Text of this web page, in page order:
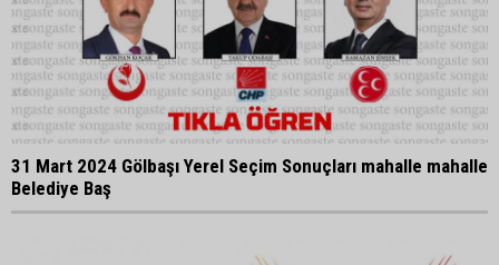
31 Mart 2024 Gölbaşı Yerel Seçim Sonuçları mahalle mahalle
Belediye Baş